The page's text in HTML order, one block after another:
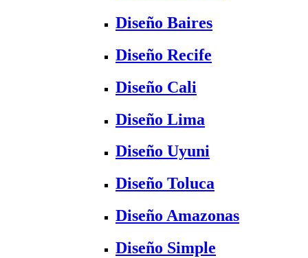
Diseño Baires
Diseño Recife
Diseño Cali
Diseño Lima
Diseño Uyuni
Diseño Toluca
Diseño Amazonas
Diseño Simple